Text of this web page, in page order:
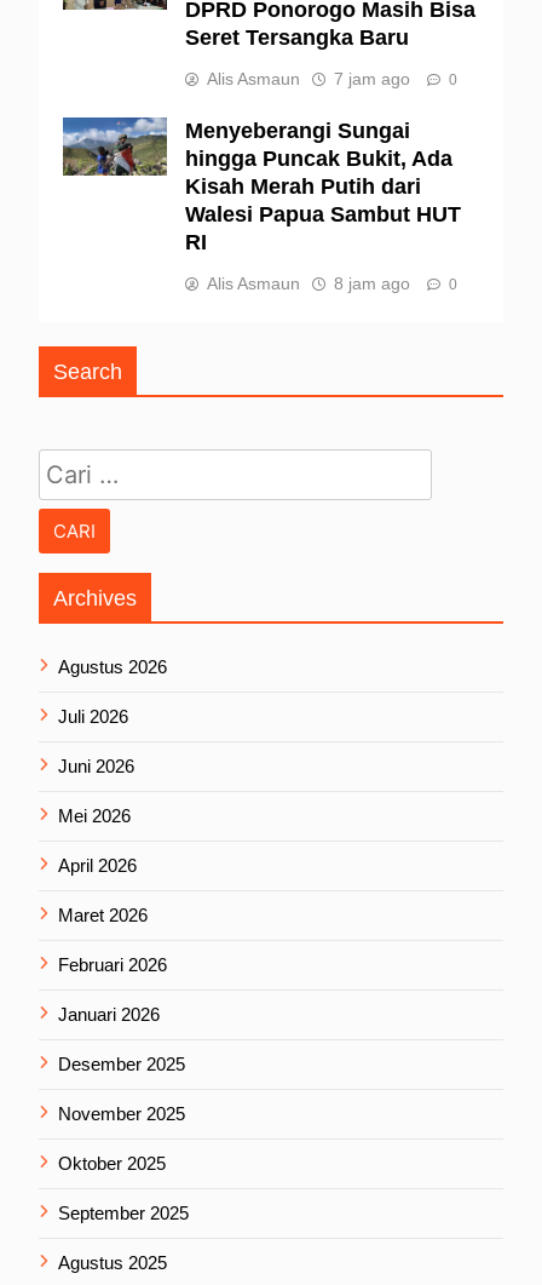
DPRD Ponorogo Masih Bisa
Seret Tersangka Baru
Alis Asmaun 7 jam ago 0
Menyeberangi Sungai
hingga Puncak Bukit, Ada
Kisah Merah Putih dari
Walesi Papua Sambut HUT
RI
Alis Asmaun 8 jam ago 0
Search
Archives
Agustus 2026
Juli 2026
Juni 2026
Mei 2026
April 2026
Maret 2026
Februari 2026
Januari 2026
Desember 2025
November 2025
Oktober 2025
September 2025
Agustus 2025